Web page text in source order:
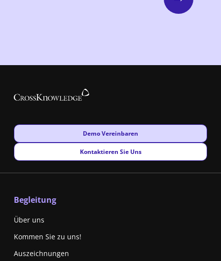
Next
New window
Demo Vereinbaren
New window
Kontaktieren Sie Uns
Begleitung
Über uns
Kommen Sie zu uns!
Auszeichnungen